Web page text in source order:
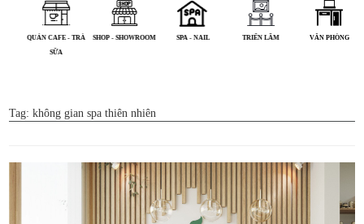
QUÁN CAFE - TRÀ
SHOP - SHOWROOM SPA - NAIL TRIỂN LÃM VĂN PHÒNG
Tag:không gian spa thiên nhiên